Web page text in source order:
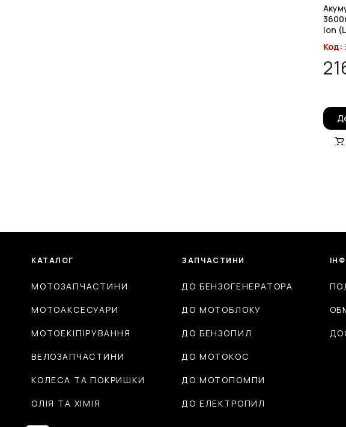
ion
Код:
КАТАЛОГ
МОТОЗАПЧАСТИНИ
МОТОАКСЕСУАРИ
МОТОЕКІПІРУВАННЯ
ВЕЛОЗАПЧАСТИНИ
КОЛЕСА ТА ПОКРИШКИ
ОЛІЯ ТА ХІМІЯ
ЗАПЧАСТИНИ
ДО БЕНЗОГЕНЕРАТОРА
ДО МОТОБЛОКУ
ДО БЕНЗОПИЛ
ДО МОТОКОС
ДО МОТОПОМПИ
ДО ЕЛЕКТРОПИЛ